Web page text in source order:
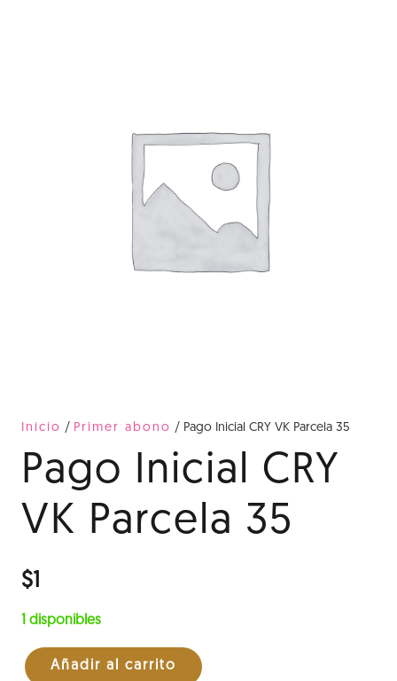
Inicio / Primer abono / Pago Inicial CRY VK Parcela 35
Pago Inicial CRY
VK Parcela 35
$1
1 disponibles
Añadir al carrito